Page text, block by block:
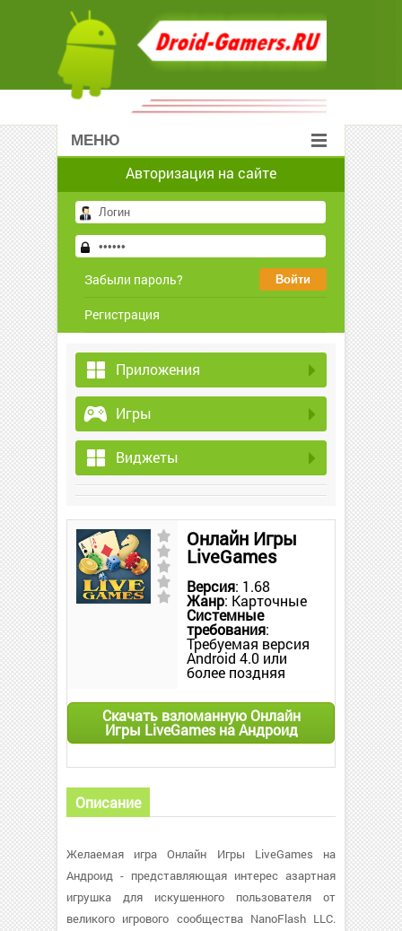
МЕНЮ
Авторизация на сайте
Забыли пароль?
Регистрация
Приложения
Игры
Виджеты
Онлайн Игры
LiveGames
Версия: 1.68
Жанр: Карточные
Системные
требования:
Требуемая версия
Android 4.0 или
более поздняя
Скачать взломанную Онлайн
Игры LiveGames на Андроид
Описание
Желаемая игра Онлайн Игры LiveGames на
Андроид - представляющая интерес азартная
игрушка для искушенного пользователя от
великого игрового сообщества NanoFlash LLC.